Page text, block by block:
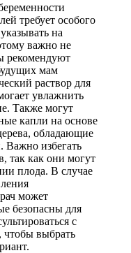
требует особого
на
важно не
рекомендуют
мам
раствор для
увлажнить
Также могут
капли на основе
обладающие
Важно избегать
так как они могут
плода. В случае
может
безопасны для
с
чтобы выбрать